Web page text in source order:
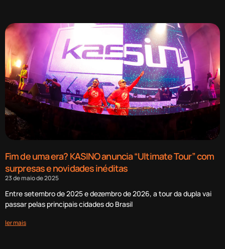
Fim de uma era? KASINO anuncia “Ultimate Tour” com
surpresas e novidades inéditas
23 de maio de 2025
Entre setembro de 2025 e dezembro de 2026, a tour da dupla vai
passar pelas principais cidades do Brasil
ler mais